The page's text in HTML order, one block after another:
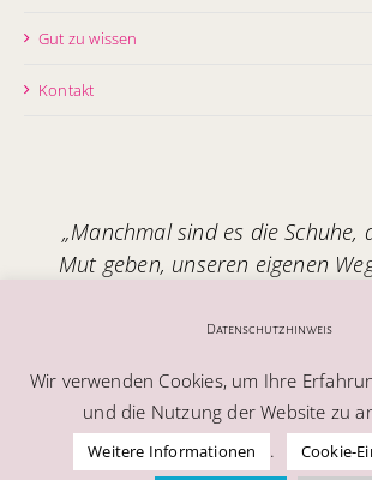
Gut zu wissen
Kontakt
„Manchmal sind es die Schuhe,
Mut geben, unseren eigenen
Handgefertigt in Italien – mit
© Alle Rechte vorbehalten |
Datenschutzhinweis
Wir verwenden Cookies, um Ihre
und die Nutzung der Website zu
Weitere Informationen . Cookie-